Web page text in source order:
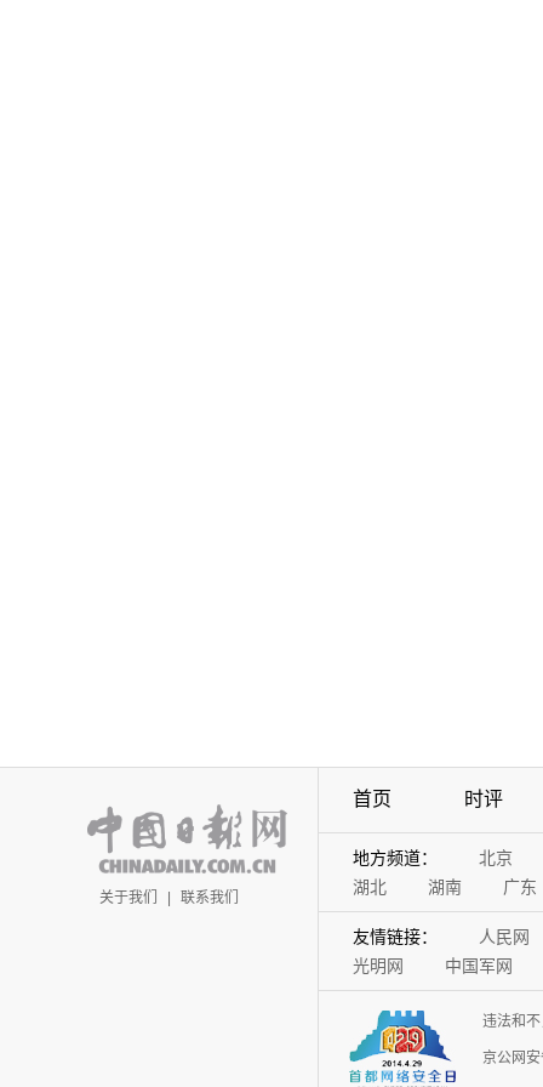
关于我们 | 联系我们
首页 时评
地方频道：
北京
湖北
湖南 广东
友情链接：
人民网
光明网
中国军网
违法和
京公网